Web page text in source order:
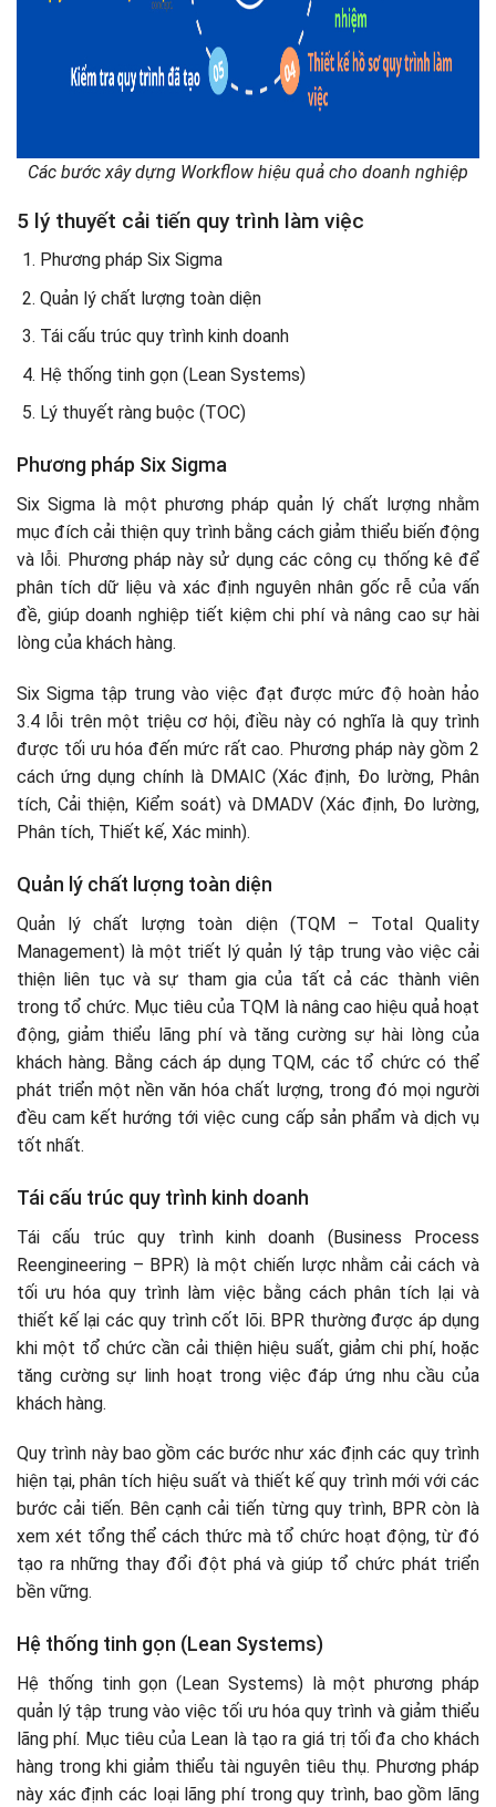
Các bước xây dựng Workflow hiệu quả cho doanh nghiệp
5 lý thuyết cải tiến quy trình làm việc
Phương pháp Six Sigma
Quản lý chất lượng toàn diện
Tái cấu trúc quy trình kinh doanh
Hệ thống tinh gọn (Lean Systems)
Lý thuyết ràng buộc (TOC)
Phương pháp Six Sigma
Six Sigma là một phương pháp quản lý chất lượng nhằm
mục đích cải thiện quy trình bằng cách giảm thiểu biến động
và lỗi. Phương pháp này sử dụng các công cụ thống kê để
phân tích dữ liệu và xác định nguyên nhân gốc rễ của vấn
đề, giúp doanh nghiệp tiết kiệm chi phí và nâng cao sự hài
lòng của khách hàng.
Six Sigma tập trung vào việc đạt được mức độ hoàn hảo
3.4 lỗi trên một triệu cơ hội, điều này có nghĩa là quy trình
được tối ưu hóa đến mức rất cao. Phương pháp này gồm 2
cách ứng dụng chính là DMAIC (Xác định, Đo lường, Phân
tích, Cải thiện, Kiểm soát) và DMADV (Xác định, Đo lường,
Phân tích, Thiết kế, Xác minh).
Quản lý chất lượng toàn diện
Quản lý chất lượng toàn diện (TQM – Total Quality
Management) là một triết lý quản lý tập trung vào việc cải
thiện liên tục và sự tham gia của tất cả các thành viên
trong tổ chức. Mục tiêu của TQM là nâng cao hiệu quả hoạt
động, giảm thiểu lãng phí và tăng cường sự hài lòng của
khách hàng. Bằng cách áp dụng TQM, các tổ chức có thể
phát triển một nền văn hóa chất lượng, trong đó mọi người
đều cam kết hướng tới việc cung cấp sản phẩm và dịch vụ
tốt nhất.
Tái cấu trúc quy trình kinh doanh
Tái cấu trúc quy trình kinh doanh (Business Process
Reengineering – BPR) là một chiến lược nhằm cải cách và
tối ưu hóa quy trình làm việc bằng cách phân tích lại và
thiết kế lại các quy trình cốt lõi. BPR thường được áp dụng
khi một tổ chức cần cải thiện hiệu suất, giảm chi phí, hoặc
tăng cường sự linh hoạt trong việc đáp ứng nhu cầu của
khách hàng.
Quy trình này bao gồm các bước như xác định các quy trình
hiện tại, phân tích hiệu suất và thiết kế quy trình mới với các
bước cải tiến. Bên cạnh cải tiến từng quy trình, BPR còn là
xem xét tổng thể cách thức mà tổ chức hoạt động, từ đó
tạo ra những thay đổi đột phá và giúp tổ chức phát triển
bền vững.
Hệ thống tinh gọn (Lean Systems)
Hệ thống tinh gọn (Lean Systems) là một phương pháp
quản lý tập trung vào việc tối ưu hóa quy trình và giảm thiểu
lãng phí. Mục tiêu của Lean là tạo ra giá trị tối đa cho khách
hàng trong khi giảm thiểu tài nguyên tiêu thụ. Phương pháp
này xác định các loại lãng phí trong quy trình, bao gồm lãng